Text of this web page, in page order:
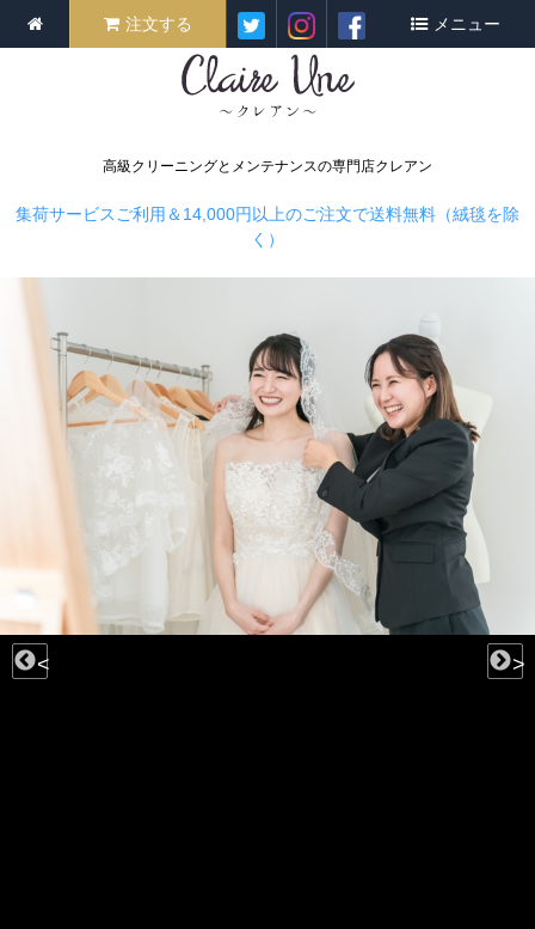
高級クリーニングとメンテナンスの専門店クレアン
注文する メニュー
集荷サービスご利用＆14,000円以上のご注文で送料無料（絨毯を除
く）
< >